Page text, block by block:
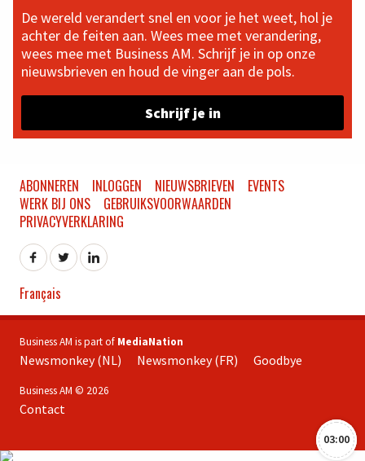
De wereld verandert snel en voor je het weet, hol je
achter de feiten aan. Wees mee met verandering,
wees mee met Business AM. Schrijf je in op onze
nieuwsbrieven en houd de vinger aan de pols.
Schrijf je in
03:00
ABONNEREN INLOGGEN NIEUWSBRIEVEN
EVENTS
WERK BIJ ONS
GEBRUIKSVOORWAARDEN
PRIVACYVERKLARING
Français
Business AM is part of MediaNation
Newsmonkey (NL) Newsmonkey (FR) Goodbye
Business AM © 2026
Contact